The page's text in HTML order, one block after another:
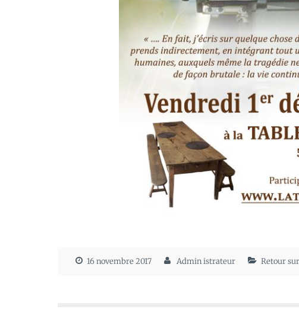
16 novembre 2017 Admin istrateur Retour